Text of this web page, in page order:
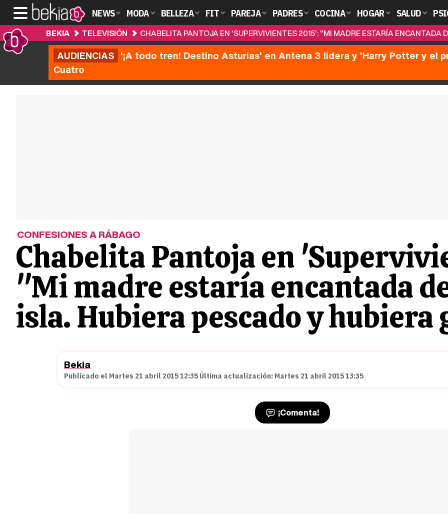
NEWS MODA BELLEZA FIT PAREJA PADRES COCINA HOGAR SALUD
BEKIA TELEVISIÓN CHABELITA PANTOJA EN 'SUPERVIVIENTES 2015': "MI MADRE ESTARÍA ENCANTADA
AUDIENCIAS '¡A todo tren! Destino Asturias' en Antena 3 lidera y 'Harry Potter y el
Cuatro
CONFESIONES A RÁBAGO
Chabelita Pantoja en
"Mi madre estaría encantada
isla. Hubiera pescado y hubiera
Bekia
Publicado el Martes 21 abril 2015 12:35 Última actualización: Martes 21 abril 2015 13:35
¡Comenta!